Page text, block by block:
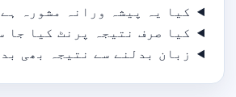
کیا یہ پیشہ ورانہ مشورہ
کیا صرف نتیجہ پرنٹ کیا جا
زبان بدلنے سے نتیجہ بھی